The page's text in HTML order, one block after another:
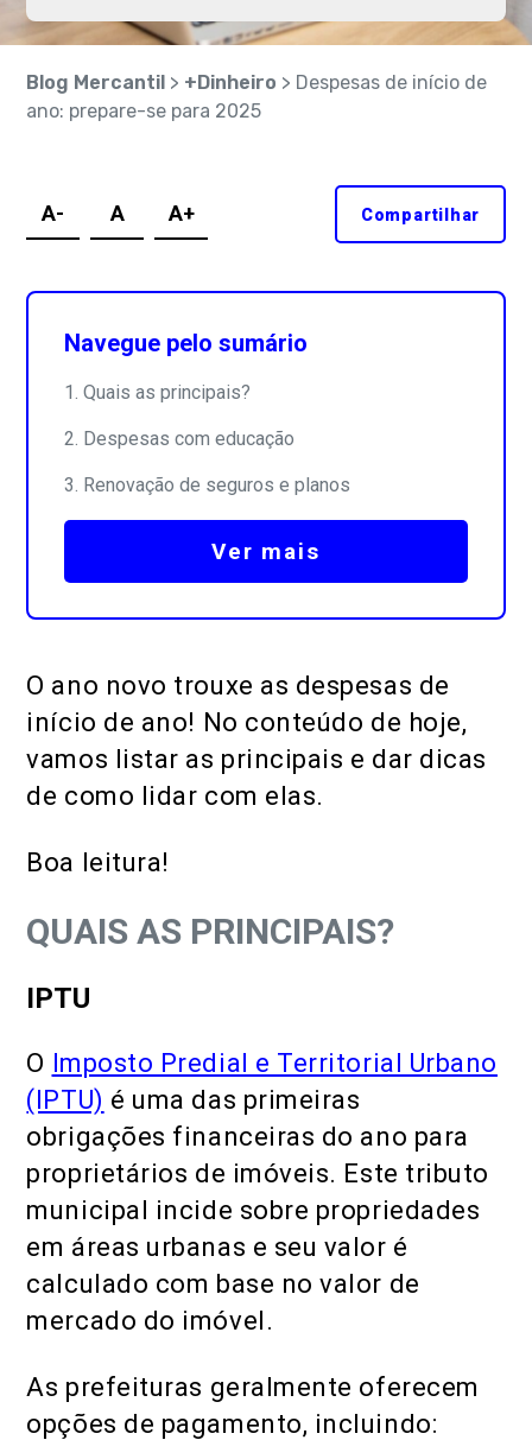
Blog Mercantil > +Dinheiro > Despesas de início de
ano: prepare-se para 2025
O ano novo trouxe as despesas de
início de ano! No conteúdo de hoje,
vamos listar as principais e dar dicas
de como lidar com elas.
Boa leitura!
QUAIS AS PRINCIPAIS?
IPTU
O Imposto Predial e Territorial Urbano
(IPTU) é uma das primeiras
obrigações financeiras do ano para
proprietários de imóveis. Este tributo
municipal incide sobre propriedades
em áreas urbanas e seu valor é
calculado com base no valor de
mercado do imóvel.
As prefeituras geralmente oferecem
opções de pagamento, incluindo:
A- A A+ Compartilhar
Navegue pelo sumário
Quais as principais?
Despesas com educação
Renovação de seguros e planos
Ver mais